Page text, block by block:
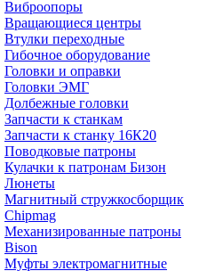
Виброопоры
Вращающиеся центры
Втулки переходные
Гибочное оборудование
Головки и оправки
Головки ЭМГ
Долбежные головки
Запчасти к станкам
Запчасти к станку 16К20
Поводковые патроны
Кулачки к патронам Бизон
Люнеты
Магнитный стружкосборщик
Chipmag
Механизированные патроны
Bison
Муфты электромагнитные